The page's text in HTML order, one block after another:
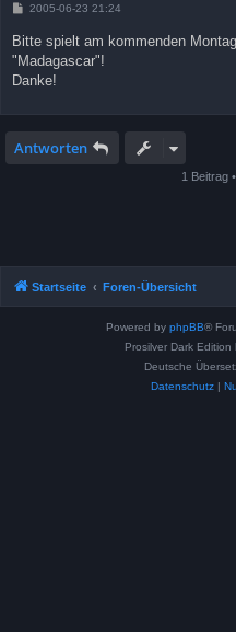
B
i
t
r
g
2005-06-23 21:24
Bitte spielt am kommenden
"Madagascar"!
Danke!
Antworten
1 Beitrag
Startseite Foren-Übersicht
Powered by phpBB®
Prosilver Dark Edition
Deutsche
Datenschutz|